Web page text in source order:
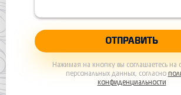
Нажимая на кнопку вы соглашаетесь на
персональных данных, согласно
конфиденциальности